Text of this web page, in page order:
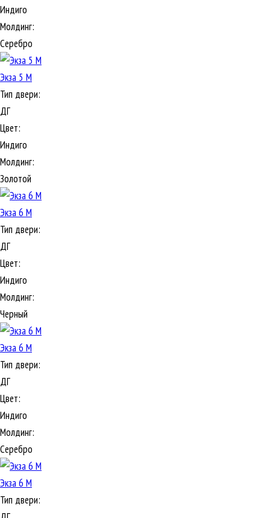
Индиго
Молдинг:
Серебро
Экза 5 М
Тип двери:
ДГ
Цвет:
Индиго
Молдинг:
Золотой
Экза 6 М
Тип двери:
ДГ
Цвет:
Индиго
Молдинг:
Черный
Экза 6 М
Тип двери:
ДГ
Цвет:
Индиго
Молдинг:
Серебро
Экза 6 М
Тип двери: